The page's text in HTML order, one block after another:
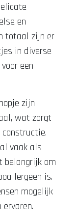
en
totaal zijn er
in diverse
een
zijn
wat zorgt
vaak als
belangrijk om
is.
mogelijk